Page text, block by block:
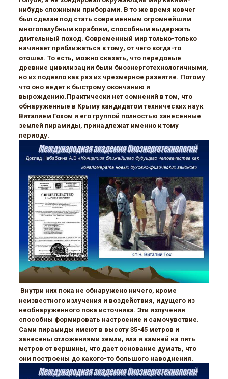
нибудь сложными приборами. В то же время ковчег
был сделан под стать современным огромнейшим
многопалубным кораблям, способным выдержать
длительный поход. Современный мир только-только
начинает приближаться к тому, от чего когда-то
отошел. То есть, можно сказать, что передовые
древние цивилизации были биоэнерготехнологичными,
но их подвело как раз их чрезмерное развитие. Потому
что оно ведет к быстрому окончанию и
вырождению.Практически нет сомнений в том, что
обнаруженные в Крыму кандидатом технических наук
Виталием Гохом и его группой полностью занесенные
землей пирамиды, принадлежат именно к тому
периоду.
Внутри них пока не обнаружено ничего, кроме
неизвестного излучения и воздействия, идущего из
необнаруженного пока источника. Эти излучения
способны формировать настроение и самочувствие.
Сами пирамиды имеют в высоту 35-45 метров и
занесены отложениями земли, ила и камней на пять
метров от вершины, что дает основание думать, что
они построены до какого-то большого наводнения.